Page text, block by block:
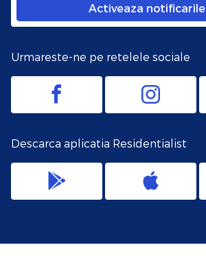
Activeaza notificarile
Urmareste-ne pe retelele sociale
Descarca aplicatia Residentialist